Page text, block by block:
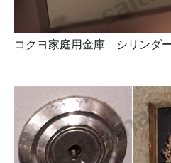
コクヨ家庭用金庫 シリンダ